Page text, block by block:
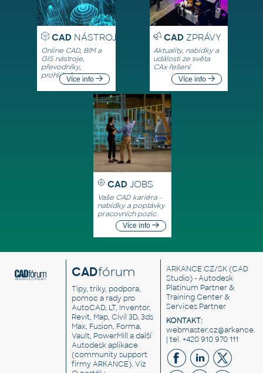
CADNÁSTROJE
Online CAD, BIM a
GIS nástroje,
převodníky,
prohlížečeVíce info
CADZPRÁVY
Aktuality, nabídky a
události ze světa
CAx řešení
Více info
CAD JOBS
Vaše CAD kariéra -
nabídky a poptávky
pracovních pozic
Více info
CADfórum
Tipy, triky, podpora,
pomoc a rady pro
AutoCAD, LT, Inventor,
Revit, Map, Civil 3D, 3ds
Max, Fusion, Forma,
Vault, PowerMill a další
Autodesk aplikace
(community support
firmy ARKANCE). Viz
ARKANCE CZ/SK(CAD
Studio) - Autodesk
Platinum Partner &
Training Center &
Services Partner
KONTAKT:
| tel. +420 910 970 111